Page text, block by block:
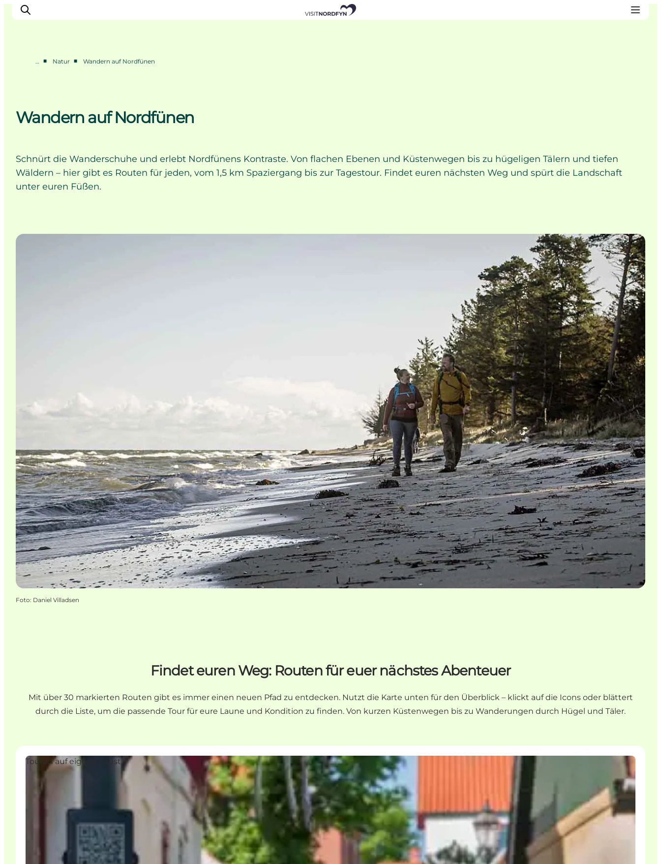
Essen und Trinken
Unterkünfte
Für Kinder
… ■ Natur ■ Wandern auf Nordfünen
Wandern auf Nordfünen
Schnürt die Wanderschuhe und erlebt Nordfünens Kontraste. Von flachen Ebenen und Küstenwegen bis zu hügeligen Tälern und tiefen
Wäldern – hier gibt es Routen für jeden, vom 1,5 km Spaziergang bis zur Tagestour. Findet euren nächsten Weg und spürt die Landschaft
unter euren Füßen.
Foto: Daniel Villadsen
Findet euren Weg: Routen für euer nächstes Abenteuer
Mit über 30 markierten Routen gibt es immer einen neuen Pfad zu entdecken. Nutzt die Karte unten für den Überblick – klickt auf die Icons oder blättert
durch die Liste, um die passende Tour für eure Laune und Kondition zu finden. Von kurzen Küstenwegen bis zu Wanderungen durch Hügel und Täler.
Touren auf eigene Faust